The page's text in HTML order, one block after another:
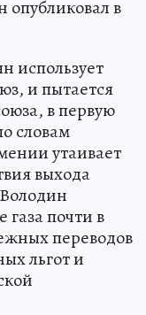
опубликовал в
использует
и пытается
в первую
словам
утаивает
выхода
почти в
переводов
льгот и